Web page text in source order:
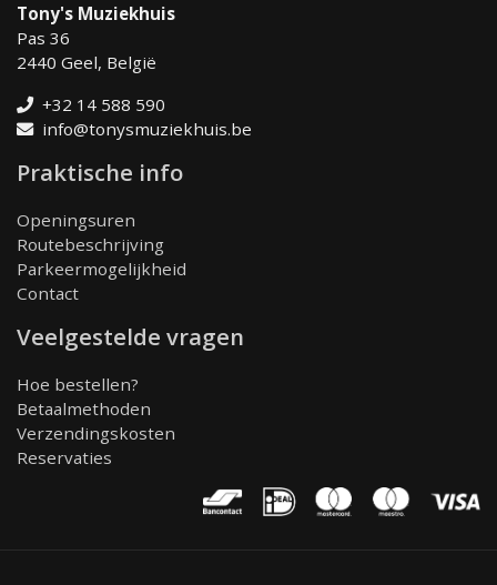
Tony's Muziekhuis
Pas 36
2440 Geel, België
+32 14 588 590
info@tonysmuziekhuis.be
Praktische info
Openingsuren
Routebeschrijving
Parkeermogelijkheid
Contact
Veelgestelde vragen
Hoe bestellen?
Betaalmethoden
Verzendingskosten
Reservaties